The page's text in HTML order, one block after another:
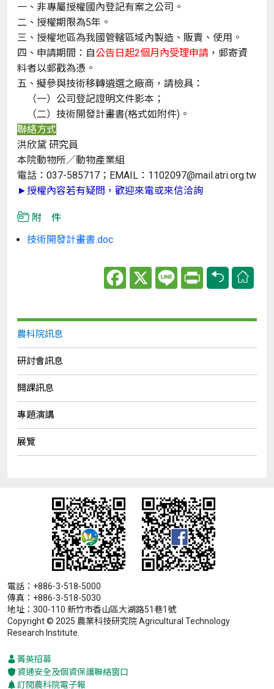
一、非專屬授權國內登記有案之公司。
二、授權期限為5年。
三、授權地區為我國管轄區域內製造、販賣、使用。
四、申請期間：自公告日起2個月內受理申請 ，郵寄資
料者以郵戳為憑。
五、擬參與技術移轉遴選之廠商，請檢具：
（一）公司登記證明文件影本；
（二）技術開發計畫書(格式如附件)。
聯絡方式
洪欣黛 研究員
本院動物所／動物產業組
電話：037-585717；EMAIL：1102097@mail.atri.org.tw
►授權內容若有疑問，歡迎來電或來信洽詢
附 件
技術開發計畫書.doc
農科院訊息
研討會訊息
開課訊息
專題演講
展覽
Facebook
X Line Print
電話：+886-3-518-5000
傳真：+886-3-518-5030
地址：300-110 新竹市香山區大湖路51巷1號
Copyright © 2025 農業科技研究院 Agricultural Technology
Research Institute.
菁英招募
資通安全及個資保護聯絡窗口
訂閱農科院電子報